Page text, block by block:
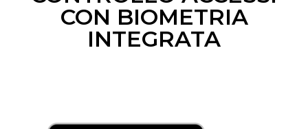
CON BIOMETRIA
INTEGRATA